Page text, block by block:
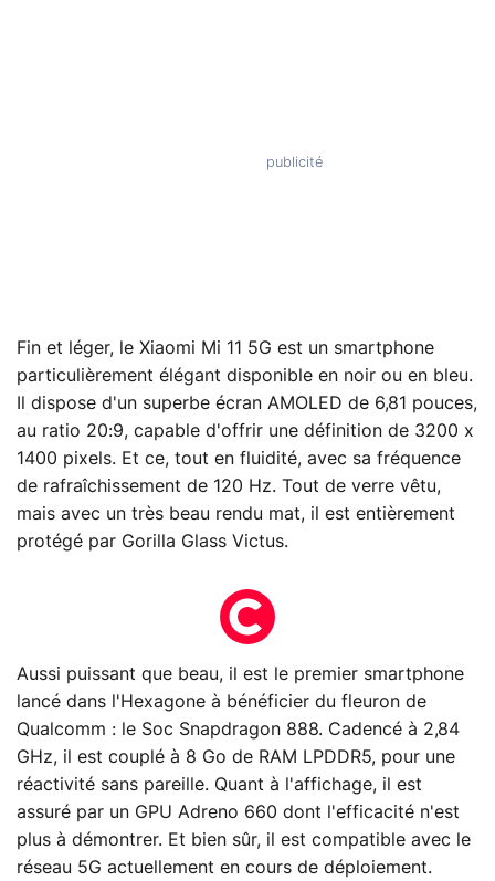
Fin et léger, le Xiaomi Mi 11 5G est un smartphone
particulièrement élégant disponible en noir ou en bleu.
Il dispose d'un superbe écran AMOLED de 6,81 pouces,
au ratio 20:9, capable d'offrir une définition de 3200 x
1400 pixels. Et ce, tout en fluidité, avec sa fréquence
de rafraîchissement de 120 Hz. Tout de verre vêtu,
mais avec un très beau rendu mat, il est entièrement
protégé par Gorilla Glass Victus.
Aussi puissant que beau, il est le premier smartphone
lancé dans l'Hexagone à bénéficier du fleuron de
Qualcomm : le Soc Snapdragon 888. Cadencé à 2,84
GHz, il est couplé à 8 Go de RAM LPDDR5, pour une
réactivité sans pareille. Quant à l'affichage, il est
assuré par un GPU Adreno 660 dont l'efficacité n'est
plus à démontrer. Et bien sûr, il est compatible avec le
réseau 5G actuellement en cours de déploiement.